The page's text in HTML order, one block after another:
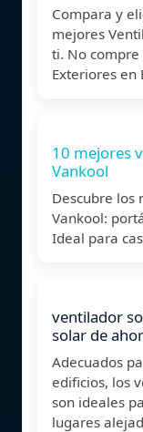
Compara y
mejores
ti. No compre
Exteriores en
10 mejores
Vankool
Descubre los
Vankool:
Ideal para
ventilador
solar de
Adecuados
edificios, los
son ideales
lugares